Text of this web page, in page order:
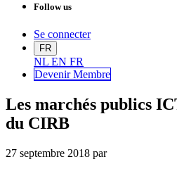
Follow us
Se connecter
FR
NL EN FR
Devenir Membre
Les marchés publics
du CIRB
27 septembre 2018 par